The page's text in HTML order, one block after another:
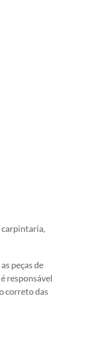
carpintaria,
peças de
responsável
correto das